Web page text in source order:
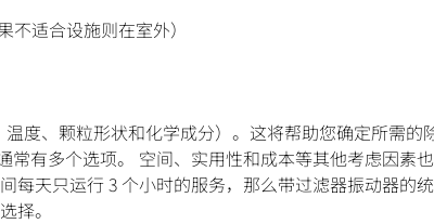
适合设施则在室外）
度、颗粒形状和化学成分）。这将帮助您确定所需的
有多个选项。 空间、实用性和成本等其他考虑因素
每天只运行 3 个小时的服务，那么带过滤器振动器的
择。